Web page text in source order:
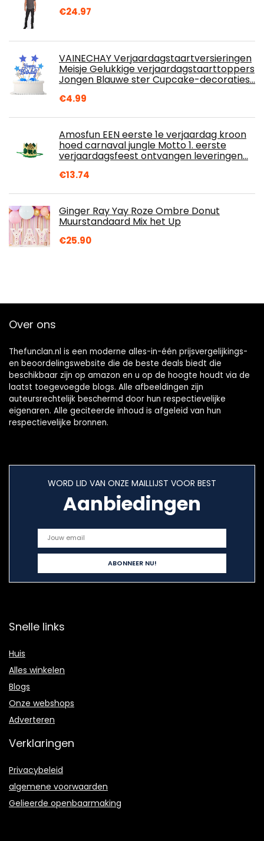
€24.97
VAINECHAY Verjaardagstaartversieringen
Meisje Gelukkige verjaardagstaarttoppers
Jongen Blauwe ster Cupcake-decoraties…
€4.99
Amosfun EEN eerste 1e verjaardag kroon
hoed carnaval jungle Motto 1. eerste
verjaardagsfeest ontvangen leveringen…
€13.74
Ginger Ray Yay Roze Ombre Donut
Muurstandaard Mix het Up
€25.90
Over ons
Thefunclan.nl is een moderne alles-in-één prijsvergelijkings-
en beoordelingswebsite die de beste deals biedt die
beschikbaar zijn op amazon en u op de hoogte houdt via de
laatst toegevoegde blogs. Alle afbeeldingen zijn
auteursrechtelijk beschermd door hun respectievelijke
eigenaren. Alle geciteerde inhoud is afgeleid van hun
respectievelijke bronnen.
WORD LID VAN ONZE MAILLIJST VOOR BEST
Aanbiedingen
Snelle links
Huis
Alles winkelen
Blogs
Onze webshops
Adverteren
Verklaringen
Privacybeleid
algemene voorwaarden
Gelieerde openbaarmaking